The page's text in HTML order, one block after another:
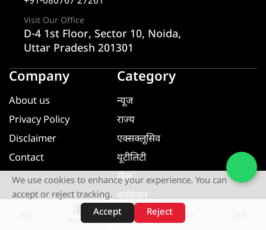
वेब स्टोरीज़
Visit Our Office
D-4 1st Floor, Sector 10, Noida,
Uttar Pradesh 201301
Company
About us
Privacy Policy
Disclaimer
Contact
Category
न्यूज
राज्य
एक्सक्लूसिव
यूटीलिटी
खेल
मनोरंजन
धर्म ज्ञान
We use cookies to enhance your experience. You can
accept or reject tracking.
Accept
Reject